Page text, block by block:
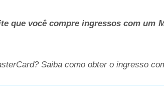
que você compre ingressos com um
Saiba como obter o ingresso